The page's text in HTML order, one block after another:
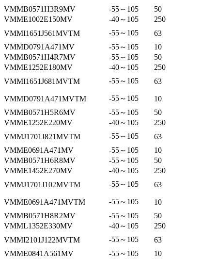
VMMB0571H3R9MV
-55～105
50
VMME1002E150MV
-40～105
250
VMMI1651J561MVTM
-55～105
63
VMMD0791A471MV
-55～105
10
VMMB0571H4R7MV
-55～105
50
VMME1252E180MV
-40～105
250
VMMI1651J681MVTM
-55～105 63
VMMD0791A471MVTM -55～105
10
VMMB0571H5R6MV
-55～105
50
VMME1252E220MV
-40～105
250
VMMJ1701J821MVTM
-55～105
63
VMME0691A471MV
-55～105
10
VMMB0571H6R8MV
-55～105
50
VMME1452E270MV
-40～105
250
VMMJ1701J102MVTM
-55～105 63
VMME0691A471MVTM -55～105
10
VMMB0571H8R2MV
-55～105
50
VMML1352E330MV
-40～105
250
VMMI2101J122MVTM
-55～105
63
VMME0841A561MV
-55～105 10